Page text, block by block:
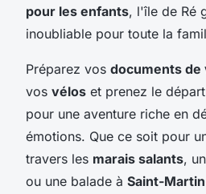
pour les enfants, l'île de Ré
inoubliable pour toute la
Préparez vos documents de
vos vélos et prenez le
pour une aventure riche en
émotions. Que ce soit pour
travers les marais salants,
ou une balade à Saint-